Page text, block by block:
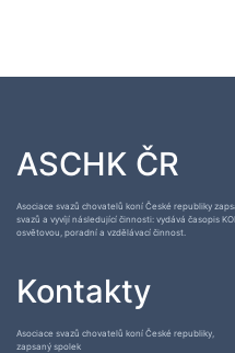
ASCHK ČR
Asociace svazů chovatelů koní České republiky
svazů a vyvíjí následující činnosti: vydává časopis
osvětovou, poradní a vzdělávací činnost.
Kontakty
Asociace svazů chovatelů koní České republiky,
zapsaný spolek